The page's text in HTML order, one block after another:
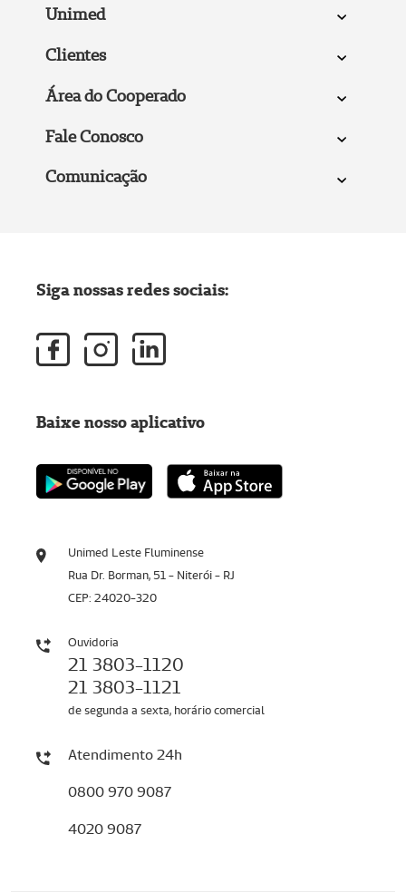
Unimed
Clientes
Área do Cooperado
Fale Conosco
Comunicação
Unimed Leste Fluminense
Rua Dr. Borman, 51 - Niterói - RJ
CEP: 24020-320
Ouvidoria
21 3803-1120
21 3803-1121
de segunda a sexta, horário comercial
Atendimento 24h
0800 970 9087
4020 9087
Siga nossas redes sociais:
Baixe nosso aplicativo